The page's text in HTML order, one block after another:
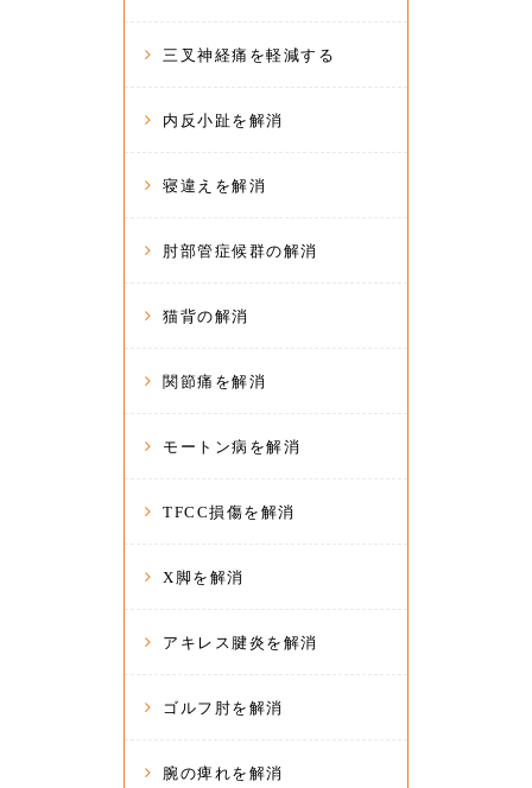
三叉神経痛を軽減する
内反小趾を解消
寝違えを解消
肘部管症候群の解消
猫背の解消
関節痛を解消
モートン病を解消
TFCC損傷を解消
X脚を解消
アキレス腱炎を解消
ゴルフ肘を解消
腕の痺れを解消